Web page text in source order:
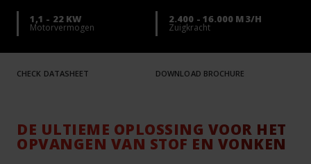
1,1 - 22 KW
Motorvermogen
2.400 - 16.000 M3/H
Zuigkracht
CHECK DATASHEET DOWNLOAD BROCHURE
DE ULTIEME OPLOSSING VOOR HET
OPVANGEN VAN STOF EN VONKEN